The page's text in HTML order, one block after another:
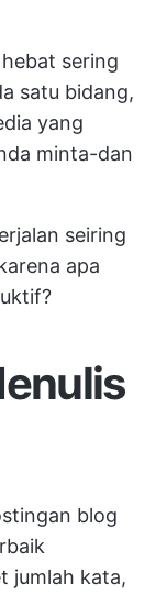
sering
satu bidang,
yang
minta-dan
seiring
apa
blog
jumlah kata,